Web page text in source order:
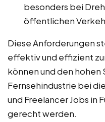
besonders bei
öffentlichen
Diese Anforderungen
effektiv und effizient
können und den hohen
Fernsehindustrie bei
und Freelancer Jobs in
gerecht werden.